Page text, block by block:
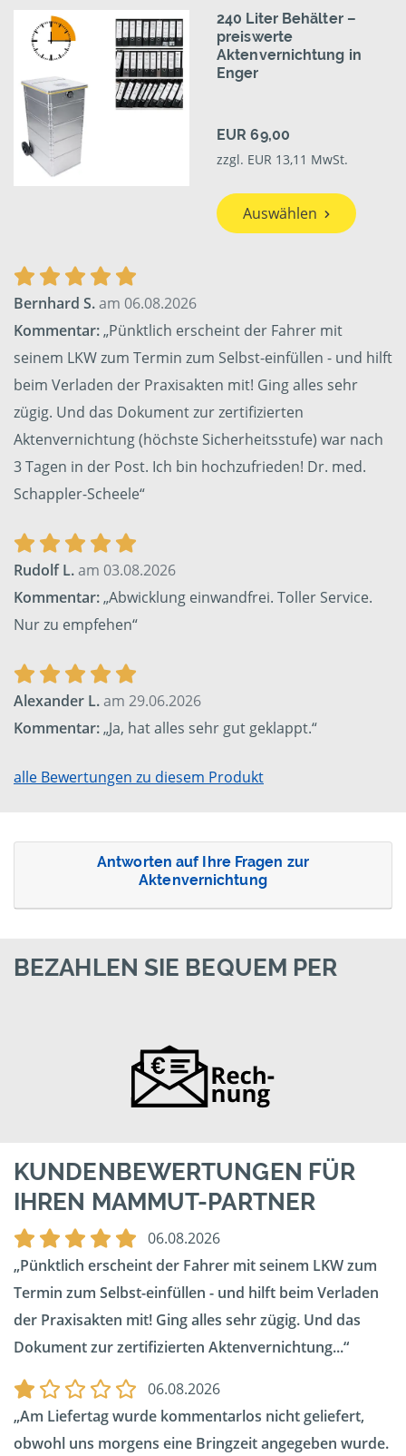
240 Liter Behälter –
preiswerte
Aktenvernichtung in
Enger
EUR 69,00
zzgl. EUR 13,11 MwSt.
Auswählen
Bernhard S.am 06.08.2026
Kommentar:„Pünktlich erscheint der Fahrer mit
seinem LKW zum Termin zum Selbst-einfüllen - und hilft
beim Verladen der Praxisakten mit! Ging alles sehr
zügig. Und das Dokument zur zertifizierten
Aktenvernichtung (höchste Sicherheitsstufe) war nach
3 Tagen in der Post. Ich bin hochzufrieden! Dr. med.
Schappler-Scheele“
Rudolf L.am 03.08.2026
Kommentar:„Abwicklung einwandfrei. Toller Service.
Nur zu empfehen“
Alexander L.am 29.06.2026
Kommentar:„Ja, hat alles sehr gut geklappt.“
alle Bewertungen zu diesem Produkt
Antworten auf Ihre Fragen zur
Aktenvernichtung
BEZAHLEN SIE BEQUEM PER
KUNDENBEWERTUNGEN FÜR
IHREN MAMMUT-PARTNER
06.08.2026
Pünktlich erscheint der Fahrer mit seinem LKW zum
Termin zum Selbst-einfüllen - und hilft beim Verladen
der Praxisakten mit! Ging alles sehr zügig. Und das
Dokument zur zertifizierten Aktenvernichtung...
06.08.2026
Am Liefertag wurde kommentarlos nicht geliefert,
obwohl uns morgens eine Bringzeit angegeben wurde.